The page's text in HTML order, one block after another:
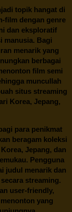
topik hangat di
film dengan genre
dan eksploratif
manusia. Bagi
menarik yang
berbagai
film semi
muncullah
situs streaming
Korea, Jepang,
para penikmat
beragam koleksi
Jepang, dan
Pengguna
judul menarik dan
streaming.
user-friendly,
yang